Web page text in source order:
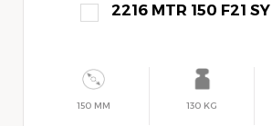
2216 MTR 150 F21
150 MM 130 KG